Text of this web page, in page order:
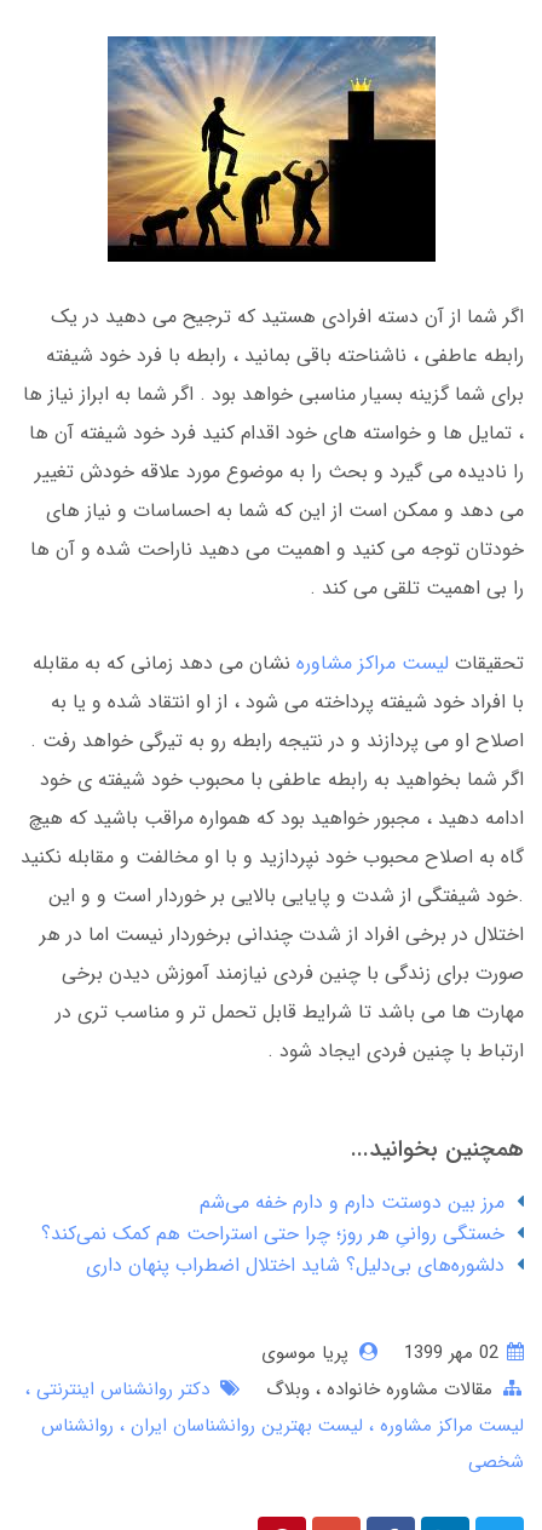
اگر شما از آن دسته افرادی هستید که ترجیح می دهید در یک
رابطه عاطفی ، ناشناحته باقی بمانید ، رابطه با فرد خود شیفته
برای شما گزینه بسیار مناسبی خواهد بود . اگر شما به ابراز نیاز ها
، تمایل ها و خواسته های خود اقدام کنید فرد خود شیفته آن ها
را نادیده می گیرد و بحث را به موضوع مورد علاقه خودش تغییر
می دهد و ممکن است از این که شما به احساسات و نیاز های
خودتان توجه می کنید و اهمیت می دهید ناراحت شده و آن ها
را بی اهمیت تلقی می کند .
تحقیقات لیست مراکز مشاوره نشان می دهد زمانی که به مقابله
با افراد خود شیفته پرداخته می شود ، از او انتقاد شده و یا به
اصلاح او می پردازند و در نتیجه رابطه رو به تیرگی خواهد رفت .
اگر شما بخواهید به رابطه عاطفی با محبوب خود شیفته ی خود
ادامه دهید ، مجبور خواهید بود که همواره مراقب باشید که هیچ
گاه به اصلاح محبوب خود نپردازید و با او مخالفت و مقابله نکنید
.خود شیفتگی از شدت و پایایی بالایی بر خوردار است و و این
اختلال در برخی افراد از شدت چندانی برخوردار نیست اما در هر
صورت برای زندگی با چنین فردی نیازمند آموزش دیدن برخی
مهارت ها می باشد تا شرایط قابل تحمل تر و مناسب تری در
ارتباط با چنین فردی ایجاد شود .
همچنین بخوانید...
مرز بین دوستت دارم و دارم خفه می‌شم
خستگی روانیِ هر روز؛ چرا حتی استراحت هم کمک نمی‌کند؟
دلشوره‌های بی‌دلیل؟ شاید اختلال اضطراب پنهان داری
پریا موسوی
مقالات مشاوره خانواده وبلاگ
دکتر روانشناس اینترنتی
لیست مراکز مشاوره
لیست بهترین روانشناسان ایران
روانشناس
شخصی